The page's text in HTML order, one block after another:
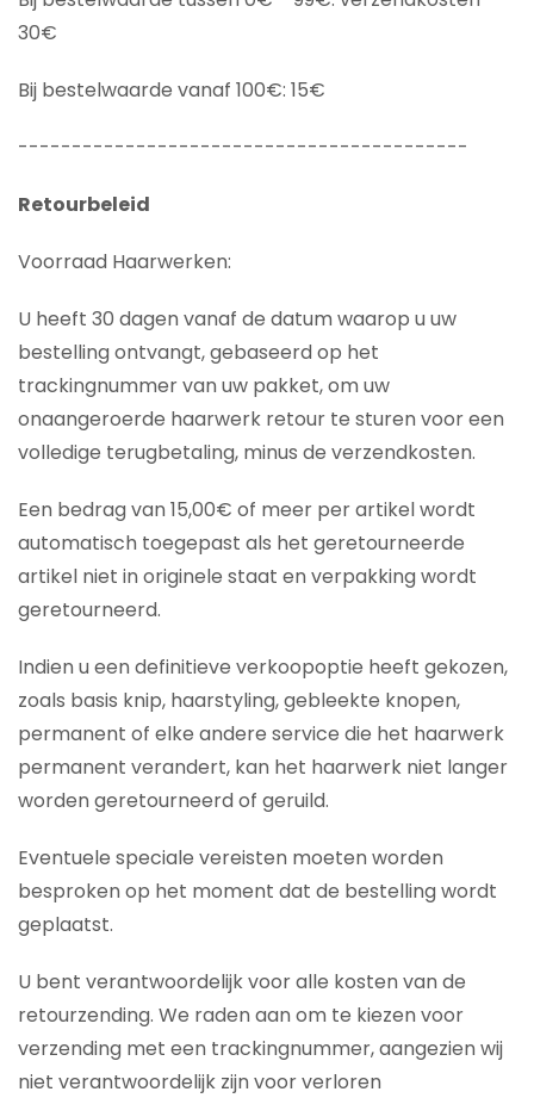
30€
Bij bestelwaarde vanaf 100€: 15€
------------------------------------------
Retourbeleid
Voorraad Haarwerken:
U heeft 30 dagen vanaf de datum waarop u uw
bestelling ontvangt, gebaseerd op het
trackingnummer van uw pakket, om uw
onaangeroerde haarwerk retour te sturen voor een
volledige terugbetaling, minus de verzendkosten.
Een bedrag van 15,00€ of meer per artikel wordt
automatisch toegepast als het geretourneerde
artikel niet in originele staat en verpakking wordt
geretourneerd.
Indien u een definitieve verkoopoptie heeft gekozen,
zoals basis knip, haarstyling, gebleekte knopen,
permanent of elke andere service die het haarwerk
permanent verandert, kan het haarwerk niet langer
worden geretourneerd of geruild.
Eventuele speciale vereisten moeten worden
besproken op het moment dat de bestelling wordt
geplaatst.
U bent verantwoordelijk voor alle kosten van de
retourzending. We raden aan om te kiezen voor
verzending met een trackingnummer, aangezien wij
niet verantwoordelijk zijn voor verloren